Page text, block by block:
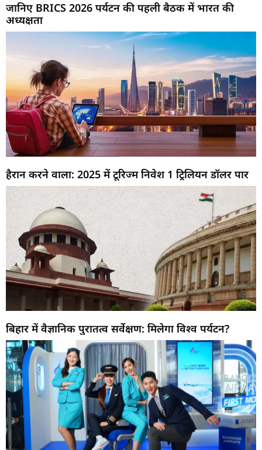
जानिए BRICS 2026 पर्यटन की पहली बैठक में भारत की
अध्यक्षता
हैरान करने वाला: 2025 में टूरिज्म निवेश 1 ट्रिलियन डॉलर पार
बिहार में वैज्ञानिक पुरातत्व सर्वेक्षण: मिलेगा विश्व पर्यटन?